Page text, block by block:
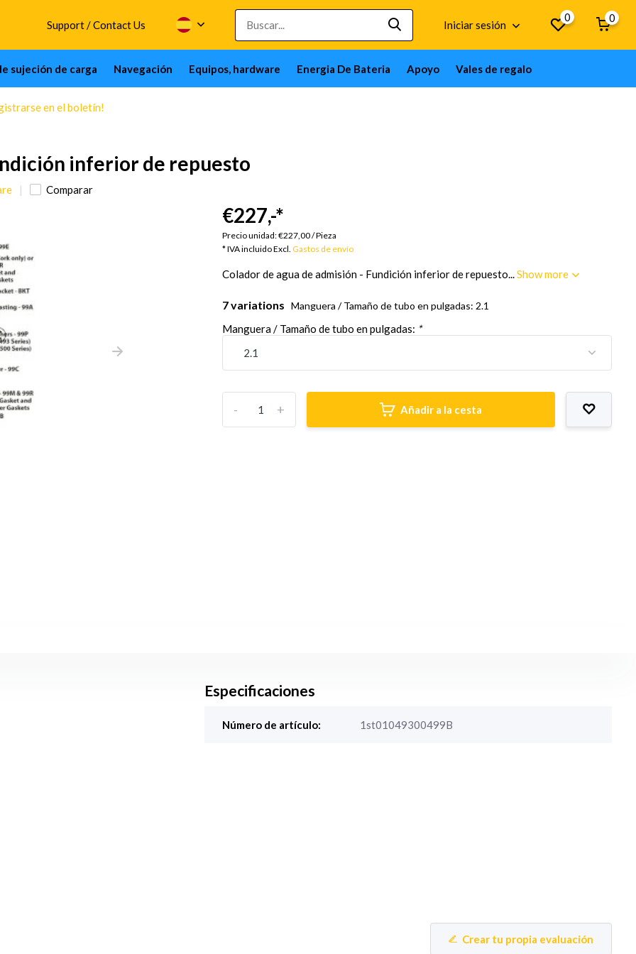
Support / Contact Us Iniciar sesión
0 0
sujeción de carga Navegación Equipos, hardware Energia De Bateria Apoyo Vales de regalo
en el boletín!
inferior de repuesto
Comparar
€227,-*
Precio unidad:€227,00/Pieza
* IVA incluido Excl.Gastos de envío
Colador de agua de admisión - Fundición inferior de repuesto...Show more
7 variations Manguera / Tamaño de tubo en pulgadas: 2.1
Manguera / Tamaño de tubo en pulgadas: *
+
- Añadir a la cesta
Especificaciones
Número de artículo: 1st01049300499B
Crear tu propia evaluación